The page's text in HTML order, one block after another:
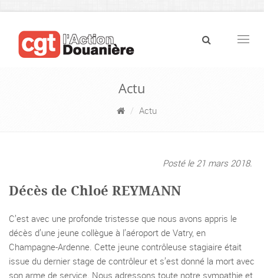
Actu
Actu
Posté le 21 mars 2018.
Décès de Chloé REYMANN
C’est avec une profonde tristesse que nous avons appris le
décès d’une jeune collègue à l’aéroport de Vatry, en
Champagne-Ardenne. Cette jeune contrôleuse stagiaire était
issue du dernier stage de contrôleur et s’est donné la mort avec
son arme de service. Nous adressons toute notre sympathie et